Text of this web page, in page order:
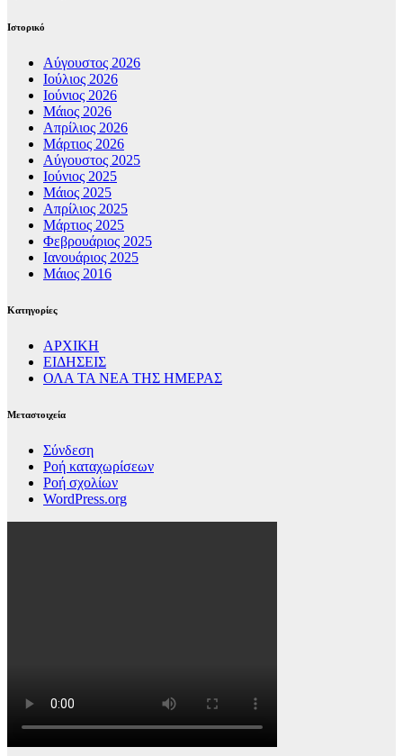
Ιστορικό
Αύγουστος 2026
Ιούλιος 2026
Ιούνιος 2026
Μάιος 2026
Απρίλιος 2026
Μάρτιος 2026
Αύγουστος 2025
Ιούνιος 2025
Μάιος 2025
Απρίλιος 2025
Μάρτιος 2025
Φεβρουάριος 2025
Ιανουάριος 2025
Μάιος 2016
Kατηγορίες
ΑΡΧΙΚΗ
ΕΙΔΗΣΕΙΣ
ΟΛΑ ΤΑ ΝΕΑ ΤΗΣ ΗΜΕΡΑΣ
Μεταστοιχεία
Σύνδεση
Ροή καταχωρίσεων
Ροή σχολίων
WordPress.org